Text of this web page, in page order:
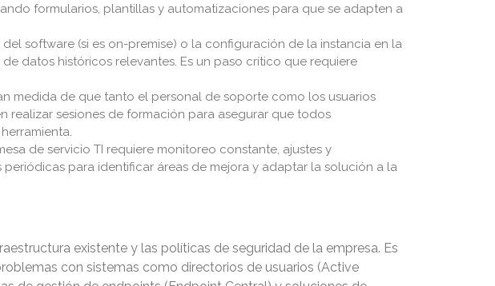
formularios, plantillas y automatizaciones para que se adapten a
software (si es on-premise) o la configuración de la instancia en la
datos históricos relevantes. Es un paso crítico que requiere
medida de que tanto el personal de soporte como los usuarios
realizar sesiones de formación para asegurar que todos
de servicio TI requiere monitoreo constante, ajustes y
para identificar áreas de mejora y adaptar la solución a la
existente y las políticas de seguridad de la empresa. Es
con sistemas como directorios de usuarios (Active